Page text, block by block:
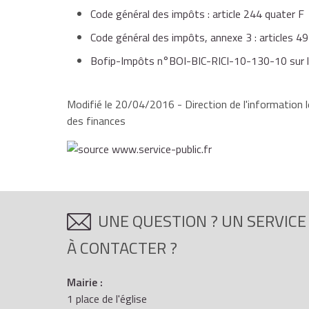
exemple les dotations aux amortissements des
consommables, les dépenses de petit matériel
Les éventuelles subventions publiques reçues
reporter le montant du crédit impôt sur sa
Code général des impôts : article 244 quater F
Code général des impôts, annexe 3 : articles
Bofip-Impôts n°BOI-BIC-RICI-10-130-10 sur
Modifié le 20/04/2016 - Direction de l'information
des finances
UNE QUESTION ? UN SERVICE
À CONTACTER ?
Mairie :
1 place de l'église